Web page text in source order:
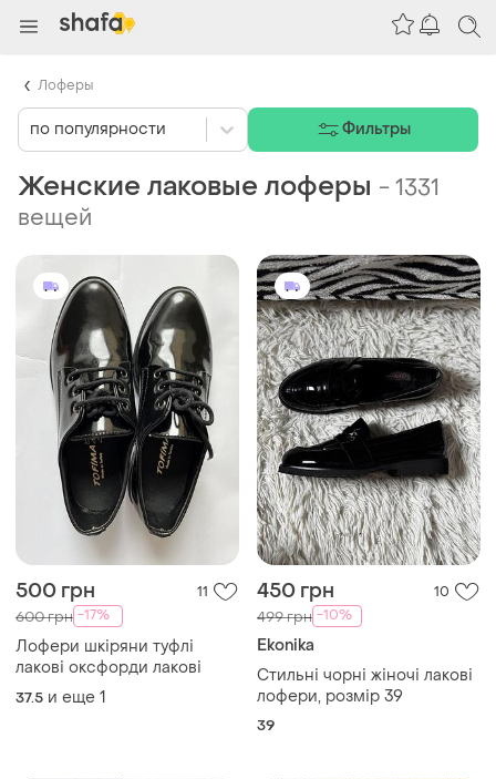
Женские лаковые лоферы -1331
вещей
500 грн 11
600 грн -17%
Лофери шкіряни туфлі
лакові оксфорди лакові
37.5 и еще 1
450 грн 10
499 грн -10%
Ekonika
Стильні чорні жіночі лакові
лофери, розмір 39
39
по популярности Фильтры
Лоферы